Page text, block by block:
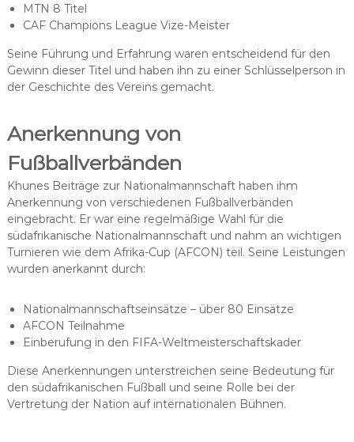
MTN 8 Titel
CAF Champions League Vize-Meister
Seine Führung und Erfahrung waren entscheidend für den
Gewinn dieser Titel und haben ihn zu einer Schlüsselperson in
der Geschichte des Vereins gemacht.
Anerkennung von
Fußballverbänden
Khunes Beiträge zur Nationalmannschaft haben ihm
Anerkennung von verschiedenen Fußballverbänden
eingebracht. Er war eine regelmäßige Wahl für die
südafrikanische Nationalmannschaft und nahm an wichtigen
Turnieren wie dem Afrika-Cup (AFCON) teil. Seine Leistungen
wurden anerkannt durch:
Nationalmannschaftseinsätze – über 80 Einsätze
AFCON Teilnahme
Einberufung in den FIFA-Weltmeisterschaftskader
Diese Anerkennungen unterstreichen seine Bedeutung für
den südafrikanischen Fußball und seine Rolle bei der
Vertretung der Nation auf internationalen Bühnen.